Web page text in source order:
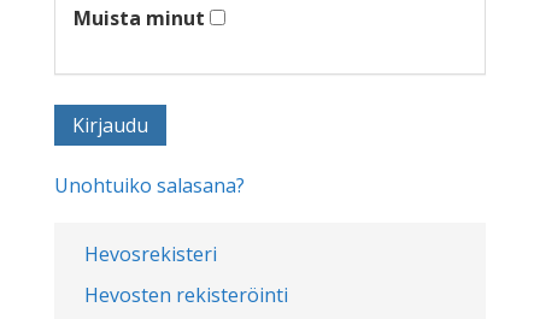
Hevosrekisteri
Hevosten rekisteröinti
Muista minut
Unohtuiko salasana?